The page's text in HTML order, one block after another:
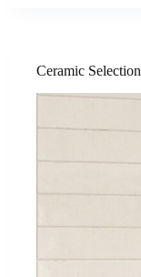
Ceramic Selection